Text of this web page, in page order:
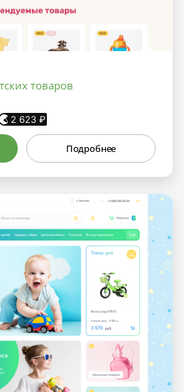
товаров
2 623₽
Подробнее